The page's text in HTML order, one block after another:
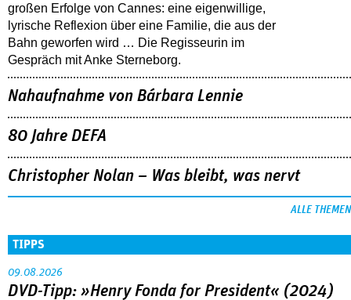
großen Erfolge von Cannes: eine eigenwillige,
lyrische Reflexion über eine ­Familie, die aus der
Bahn geworfen wird … Die Regisseurin im
Gespräch mit Anke Sterneborg.
Nahaufnahme von Bárbara Lennie
80 Jahre DEFA
Christopher Nolan – Was bleibt, was nervt
ALLE THEMEN
TIPPS
09.08.2026
DVD-Tipp: »Henry Fonda for President« (2024)